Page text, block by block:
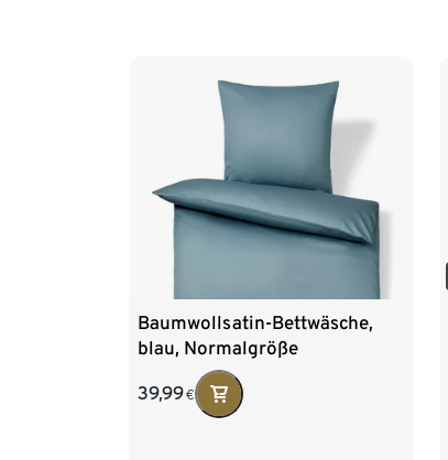
Baumwollsatin-Bettwäsche,
blau, Normalgröße
39,99€